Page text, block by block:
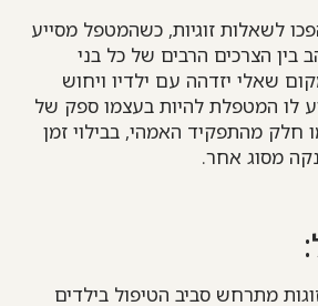
לשאלות זוגיות, כשהמטפל מסייע
בין הצרכים הרבים של כל בני
שאלי יזדהה עם ילדיו ויחוש
לו המטפלת להיות בעצמו ספק של
מהתפקיד האמהי, בבילוי זמן
מסוג אחר.
מתרחש סביב הטיפול בילדים